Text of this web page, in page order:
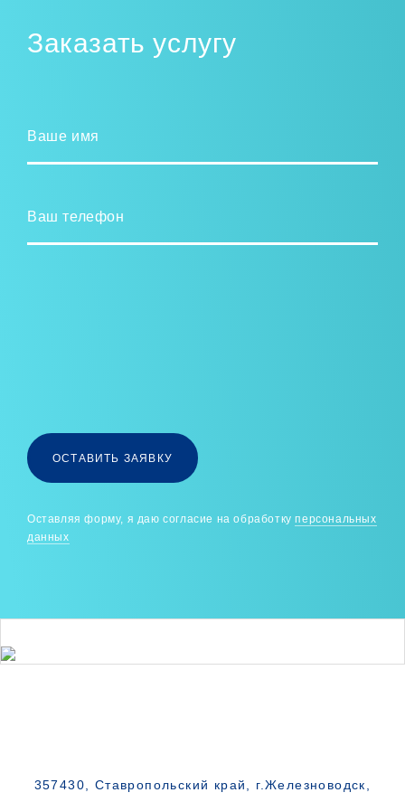
Заказать услугу
Ваше имя
Ваш телефон
ОСТАВИТЬ ЗАЯВКУ
Оставляя форму, я даю согласие на обработкуперсональных
данных
357430, Ставропольский край, г.Железноводск,